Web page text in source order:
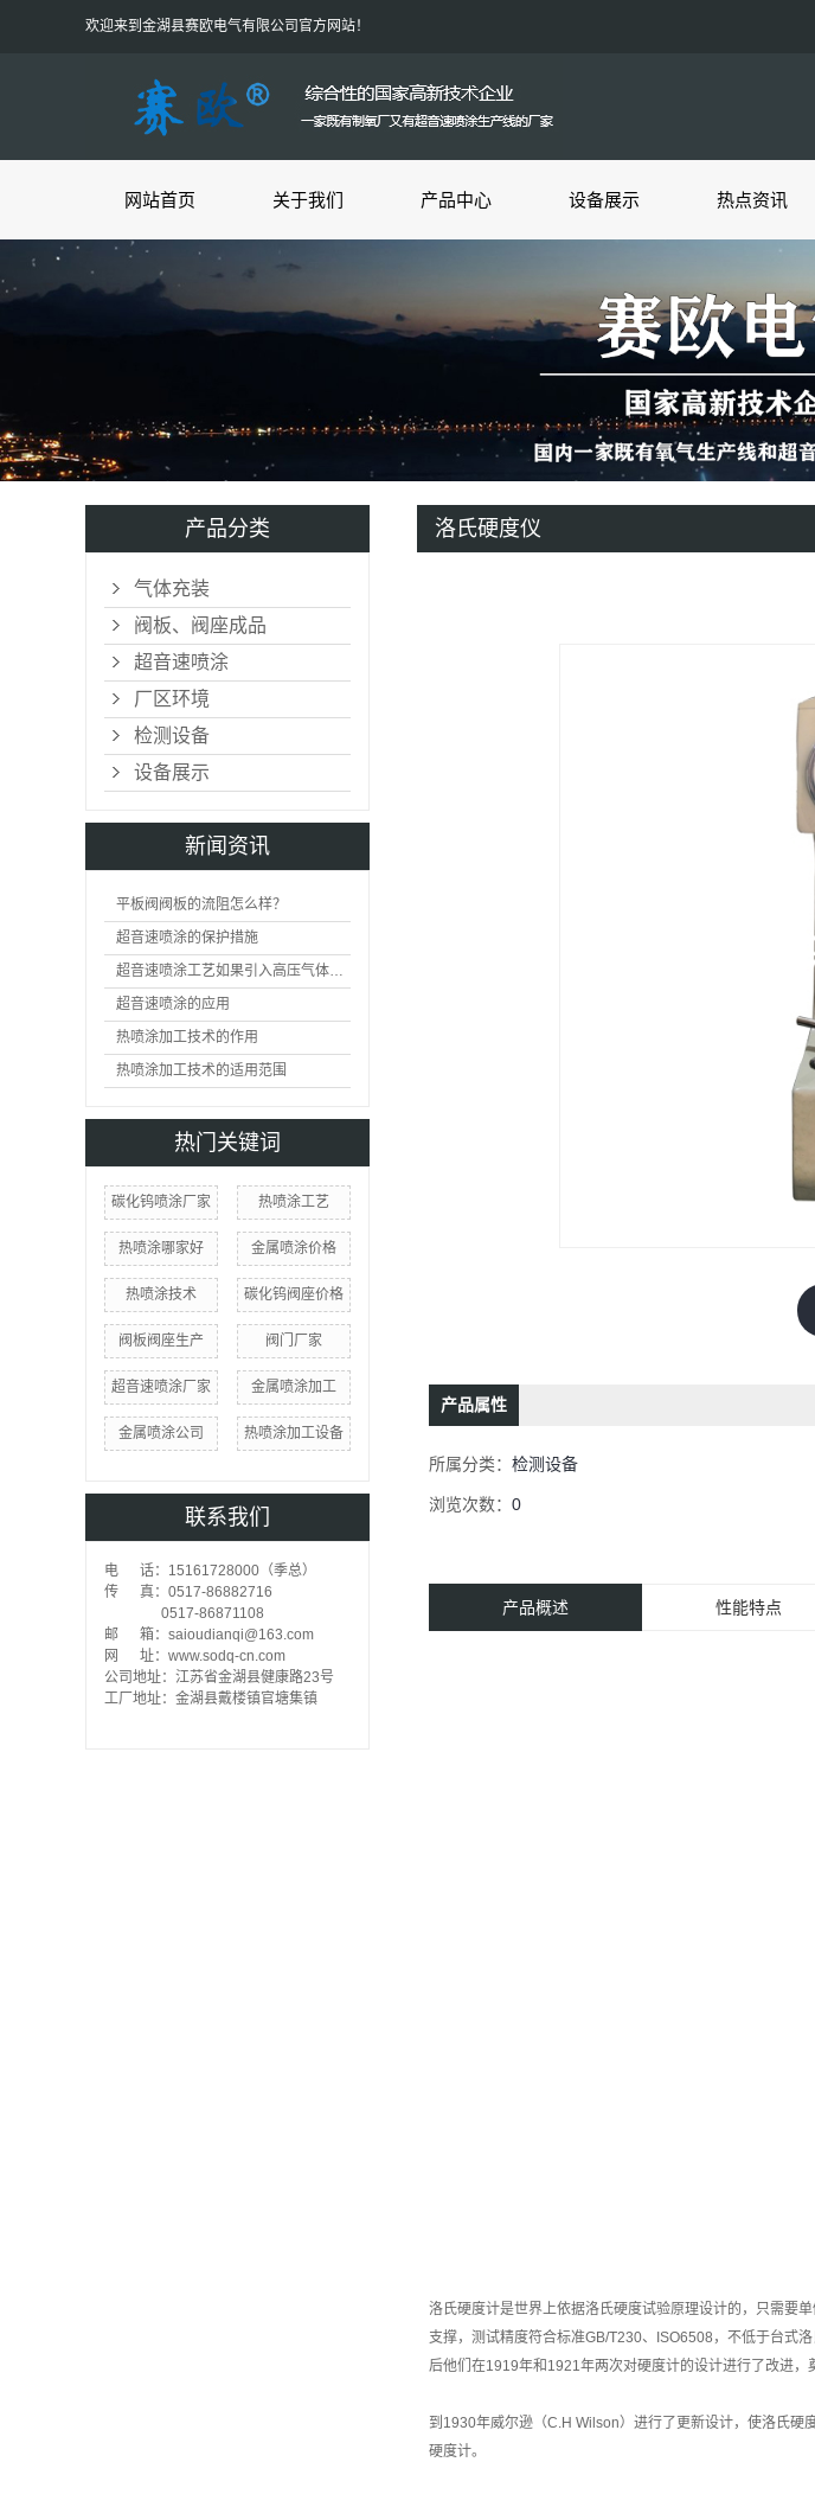
欢迎来到金湖县赛欧电气有限公司官方网站！
网站首页 关于我们 产品中心 设备展示 热点资讯
产品分类
气体充装
阀板、阀座成品
超音速喷涂
厂区环境
检测设备
设备展示
新闻资讯
平板阀阀板的流阻怎么样？
超音速喷涂的保护措施
超音速喷涂工艺如果引入高压气体会产生什么现象
超音速喷涂的应用
热喷涂加工技术的作用
热喷涂加工技术的适用范围
热门关键词
碳化钨喷涂厂家 热喷涂工艺
热喷涂哪家好 金属喷涂价格
热喷涂技术 碳化钨阀座价格
阀板阀座生产 阀门厂家
超音速喷涂厂家 金属喷涂加工
金属喷涂公司 热喷涂加工设备
联系我们
电 话：15161728000（季总）
传 真：0517-86882716
0517-86871108
邮 箱：saioudianqi@163.com
网 址：www.sodq-cn.com
公司地址：江苏省金湖县健康路23号
工厂地址：金湖县戴楼镇官塘集镇
洛氏硬度仪
产品属性
所属分类：检测设备
浏览次数：0
产品概述 性能特点
洛氏硬度计是世界上依据洛氏硬度试验原理设计的，只需要
支撑，测试精度符合标准GB/T230、ISO6508，不低于台式
后他们在1919年和1921年两次对硬度计的设计进行了改进，
到1930年威尔逊（C.H Wilson）进行了更新设计，使洛氏硬
硬度计。